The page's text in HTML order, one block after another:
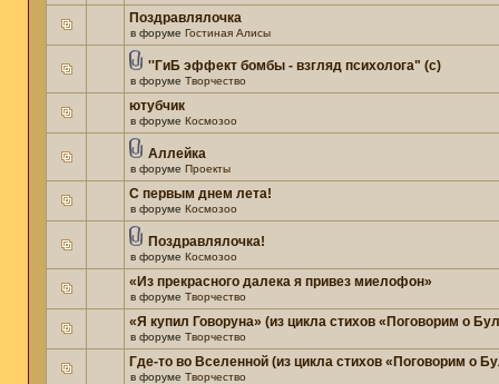
Поздравлялочка
в форуме Гостиная Алисы
''ГиБ эффект бомбы - взгляд психолога" (c)
в форуме Творчество
ютубчик
в форуме Космозоо
Аллейка
в форуме Проекты
С первым днем лета!
в форуме Космозоо
Поздравлялочка!
в форуме Космозоо
«Из прекрасного далека я привез миелофон»
в форуме Творчество
«Я купил Говоруна» (из цикла стихов «Поговорим о
в форуме Творчество
Где-то во Вселенной (из цикла стихов «Поговорим о
в форуме Творчество